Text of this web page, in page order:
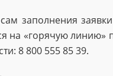
заполнения
на «горячую линию»
8 800 555 85 39.